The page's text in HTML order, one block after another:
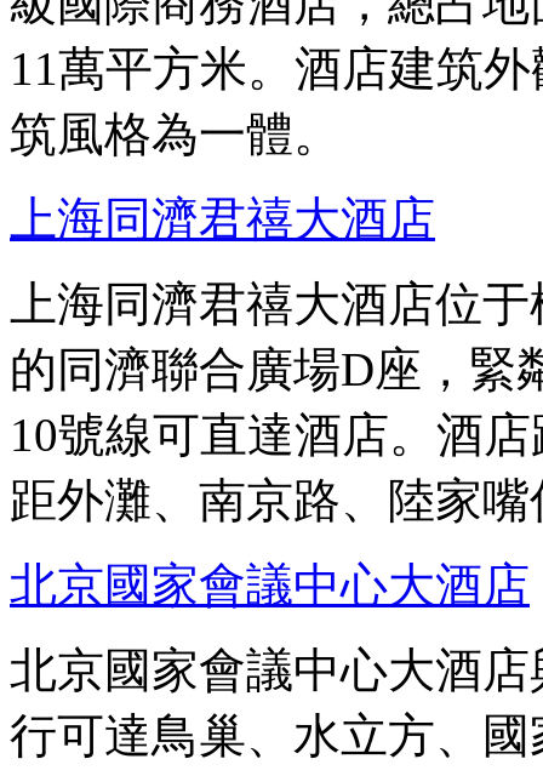
11萬平方米。酒店建筑
筑風格為一體。
上海同濟君禧大酒店
上海同濟君禧大酒店位
的同濟聯合廣場D座，緊
10號線可直達酒店。酒
距外灘、南京路、陸家
北京國家會議中心大酒店
北京國家會議中心大酒
行可達鳥巢、水立方、